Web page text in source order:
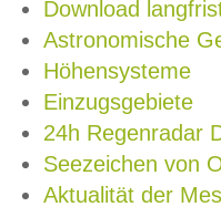
Download
Astronomische
Höhensysteme
Einzugsgebiete
24h Regenradar
Seezeichen von
Aktualität der